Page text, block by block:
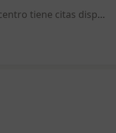
Ningún profesional de este centro tiene citas disponibles